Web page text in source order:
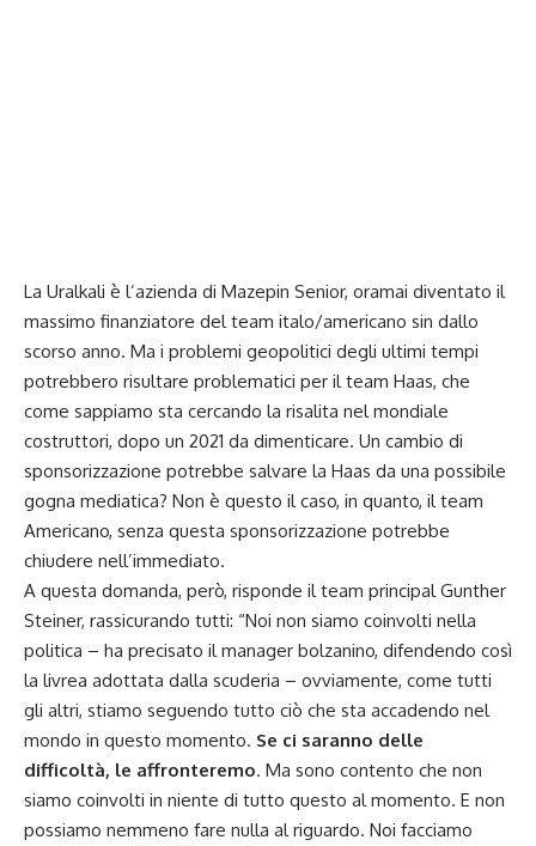
La Uralkali è l’azienda di Mazepin Senior, oramai diventato il
massimo finanziatore del team italo/americano sin dallo
scorso anno. Ma i problemi geopolitici degli ultimi tempi
potrebbero risultare problematici per il team Haas, che
come sappiamo sta cercando la risalita nel mondiale
costruttori, dopo un 2021 da dimenticare. Un cambio di
sponsorizzazione potrebbe salvare la Haas da una possibile
gogna mediatica? Non è questo il caso, in quanto, il team
Americano, senza questa sponsorizzazione potrebbe
chiudere nell’immediato.
A questa domanda, però, risponde il team principal Gunther
Steiner, rassicurando tutti: “Noi non siamo coinvolti nella
politica – ha precisato il manager bolzanino, difendendo così
la livrea adottata dalla scuderia – ovviamente, come tutti
gli altri, stiamo seguendo tutto ciò che sta accadendo nel
mondo in questo momento. Se ci saranno delle
difficoltà, le affronteremo. Ma sono contento che non
siamo coinvolti in niente di tutto questo al momento. E non
possiamo nemmeno fare nulla al riguardo. Noi facciamo